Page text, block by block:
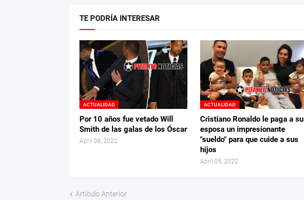
TE PODRÍA INTERESAR
ACTUALIDAD
Por 10 años fue vetado Will
Smith de las galas de los Óscar
April 08, 2022
ACTUALIDAD
Cristiano Ronaldo le paga a su
esposa un impresionante
"sueldo" para que cuide a sus
hijos
April 05, 2022
Artículo Anterior